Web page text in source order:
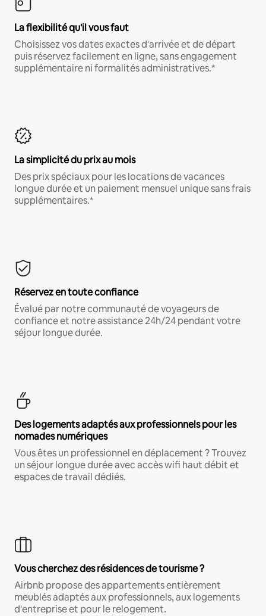
La flexibilité qu'il vous faut
Choisissez vos dates exactes d'arrivée et de départ
puis réservez facilement en ligne, sans engagement
supplémentaire ni formalités administratives.*
La simplicité du prix au mois
Des prix spéciaux pour les locations de vacances
longue durée et un paiement mensuel unique sans frais
supplémentaires.*
Réservez en toute confiance
Évalué par notre communauté de voyageurs de
confiance et notre assistance 24h/24 pendant votre
séjour longue durée.
Des logements adaptés aux professionnels pour les
nomades numériques
Vous êtes un professionnel en déplacement ? Trouvez
un séjour longue durée avec accès wifi haut débit et
espaces de travail dédiés.
Vous cherchez des résidences de tourisme ?
Airbnb propose des appartements entièrement
meublés adaptés aux professionnels, aux logements
d'entreprise et pour le relogement.